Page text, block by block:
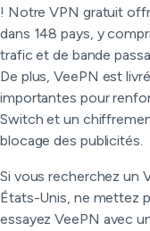
! Notre VPN gratuit
dans 148 pays, y
trafic et de bande
De plus, VeePN est
importantes pour
Switch et un
blocage des publicités.
Si vous recherchez un
États-Unis, ne mettez
essayez VeePN avec